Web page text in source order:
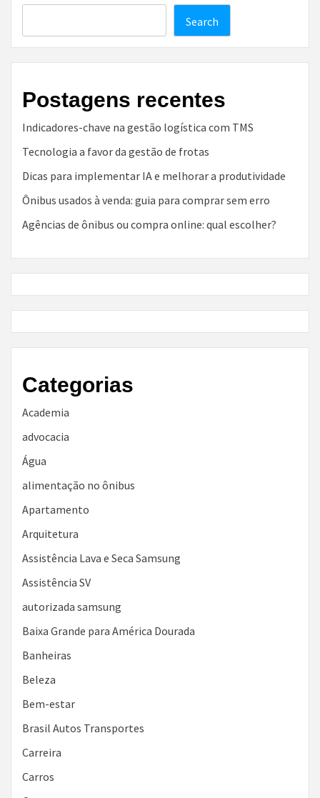
Search
Postagens recentes
Indicadores-chave na gestão logística com TMS
Tecnologia a favor da gestão de frotas
Dicas para implementar IA e melhorar a produtividade
Ônibus usados à venda: guia para comprar sem erro
Agências de ônibus ou compra online: qual escolher?
Categorias
Academia
advocacia
Água
alimentação no ônibus
Apartamento
Arquitetura
Assistência Lava e Seca Samsung
Assistência SV
autorizada samsung
Baixa Grande para América Dourada
Banheiras
Beleza
Bem-estar
Brasil Autos Transportes
Carreira
Carros